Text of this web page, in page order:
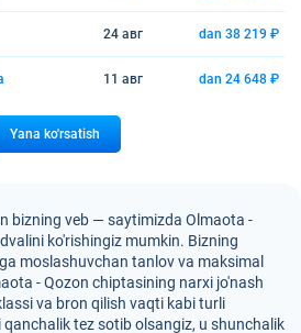
24 авг dan 38 219 ₽
11 авг dan 24 648 ₽
Yana ko'rsatish
bizning veb — saytimizda Olmaota -
ko'rishingiz mumkin. Bizning
moslashuvchan tanlov va maksimal
- Qozon chiptasining narxi jo'nash
va bron qilish vaqti kabi turli
tez sotib olsangiz, u shunchalik